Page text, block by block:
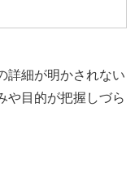
詳細が明かされない
や目的が把握しづら